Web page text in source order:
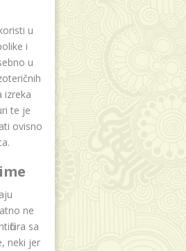
u
i
u
izreka
te je
ovisno
ne
sa
neki jer